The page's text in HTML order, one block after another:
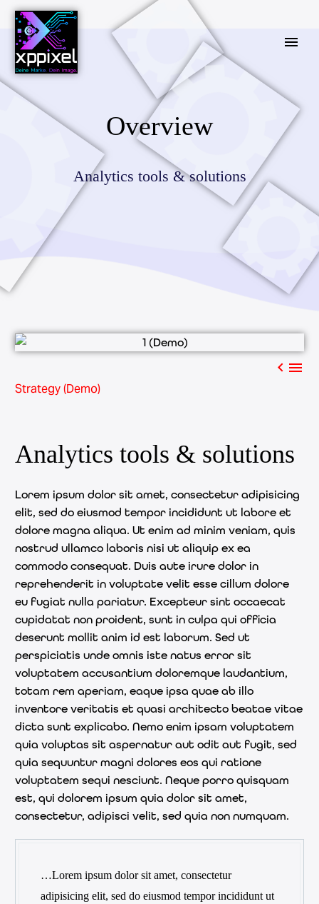
Overview
Analytics tools & solutions
 
Strategy (Demo)
Analytics tools & solutions
Lorem ipsum dolor sit amet, consectetur adipisicing
elit, sed do eiusmod tempor incididunt ut labore et
dolore magna aliqua. Ut enim ad minim veniam, quis
nostrud ullamco laboris nisi ut aliquip ex ea
commodo consequat. Duis aute irure dolor in
reprehenderit in voluptate velit esse cillum dolore
eu fugiat nulla pariatur. Excepteur sint occaecat
cupidatat non proident, sunt in culpa qui officia
deserunt mollit anim id est laborum. Sed ut
perspiciatis unde omnis iste natus error sit
voluptatem accusantium doloremque laudantium,
totam rem aperiam, eaque ipsa quae ab illo
inventore veritatis et quasi architecto beatae vitae
dicta sunt explicabo. Nemo enim ipsam voluptatem
quia voluptas sit aspernatur aut odit aut fugit, sed
quia sequuntur magni dolores eos qui ratione
voluptatem sequi nesciunt. Neque porro quisquam
est, qui dolorem ipsum quia dolor sit amet,
consectetur, adipisci velit, sed quia non numquam.
…Lorem ipsum dolor sit amet, consectetur
adipisicing elit, sed do eiusmod tempor incididunt ut